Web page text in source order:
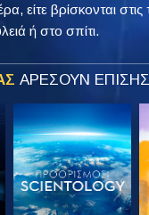
είτε βρίσκονται στις
ή στο σπίτι.
ΑΡΕΣΟΥΝ ΕΠΙΣΗΣ